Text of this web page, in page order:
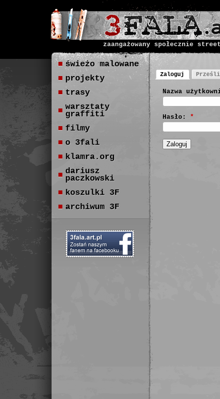
zaangażowany społecznie
Zaloguj
Nazwa
Hasło: *
świeżo malowane
projekty
trasy
warsztaty
graffiti
filmy
o 3fali
klamra.org
dariusz
paczkowski
koszulki 3F
archiwum 3F